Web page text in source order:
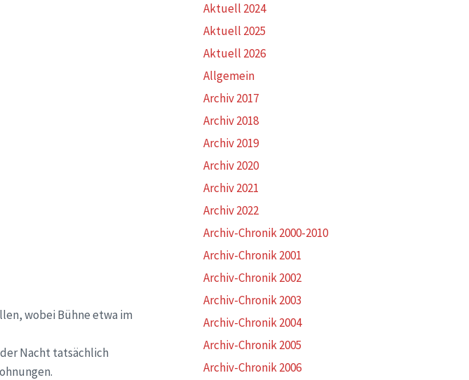
wobei Bühne etwa im
Nacht tatsächlich
Aktuell 2024
Aktuell 2025
Aktuell 2026
Allgemein
Archiv 2017
Archiv 2018
Archiv 2019
Archiv 2020
Archiv 2021
Archiv 2022
Archiv-Chronik 2000-2010
Archiv-Chronik 2001
Archiv-Chronik 2002
Archiv-Chronik 2003
Archiv-Chronik 2004
Archiv-Chronik 2005
Archiv-Chronik 2006